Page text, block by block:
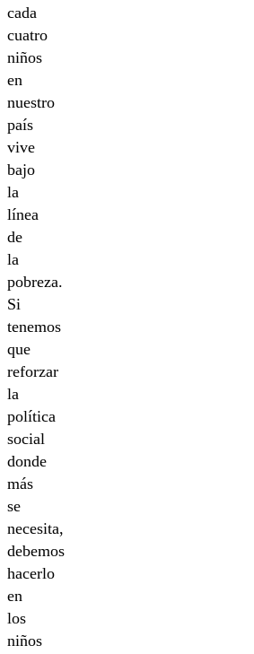
cada
cuatro
niños
en
nuestro
país
vive
bajo
la
línea
de
la
pobreza.
Si
tenemos
que
reforzar
la
política
social
donde
más
se
necesita,
debemos
hacerlo
en
los
niños